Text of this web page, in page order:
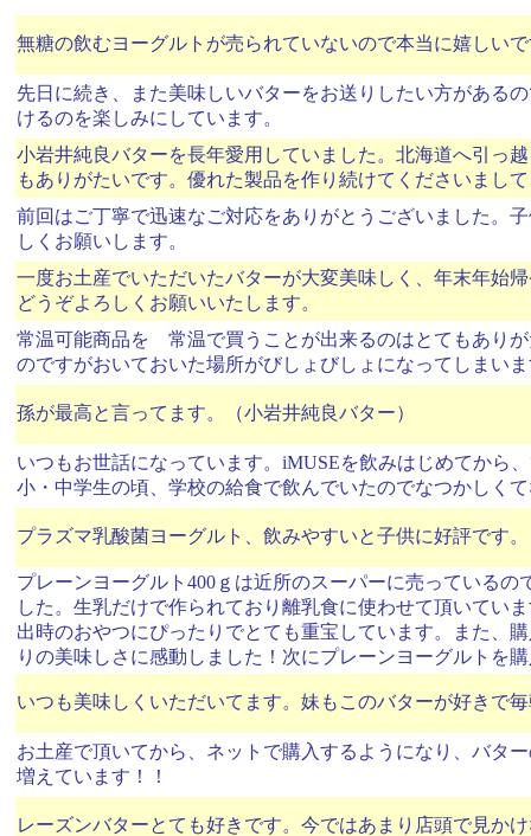
無糖の飲むヨーグルトが売られていないので本当に嬉しい
先日に続き、また美味しいバターをお送りしたい方がある
けるのを楽しみにしています。
小岩井純良バターを長年愛用していました。北海道へ引っ
もありがたいです。優れた製品を作り続けてくださいまし
前回はご丁寧で迅速なご対応をありがとうございました。
しくお願いします。
一度お土産でいただいたバターが大変美味しく、年末年始
どうぞよろしくお願いいたします。
常温可能商品を 常温で買うことが出来るのはとてもあり
のですがおいておいた場所がびしょびしょになってしまい
孫が最高と言ってます。（小岩井純良バター）
いつもお世話になっています。iMUSEを飲みはじめてから
小・中学生の頃、学校の給食で飲んでいたのでなつかしく
プラズマ乳酸菌ヨーグルト、飲みやすいと子供に好評です。
プレーンヨーグルト400ｇは近所のスーパーに売っている
した。生乳だけで作られており離乳食に使わせて頂いてい
出時のおやつにぴったりでとても重宝しています。また、
りの美味しさに感動しました！次にプレーンヨーグルトを
いつも美味しくいただいてます。妹もこのバターが好きで
お土産で頂いてから、ネットで購入するようになり、バ
増えています！！
レーズンバターとても好きです。今ではあまり店頭で見か